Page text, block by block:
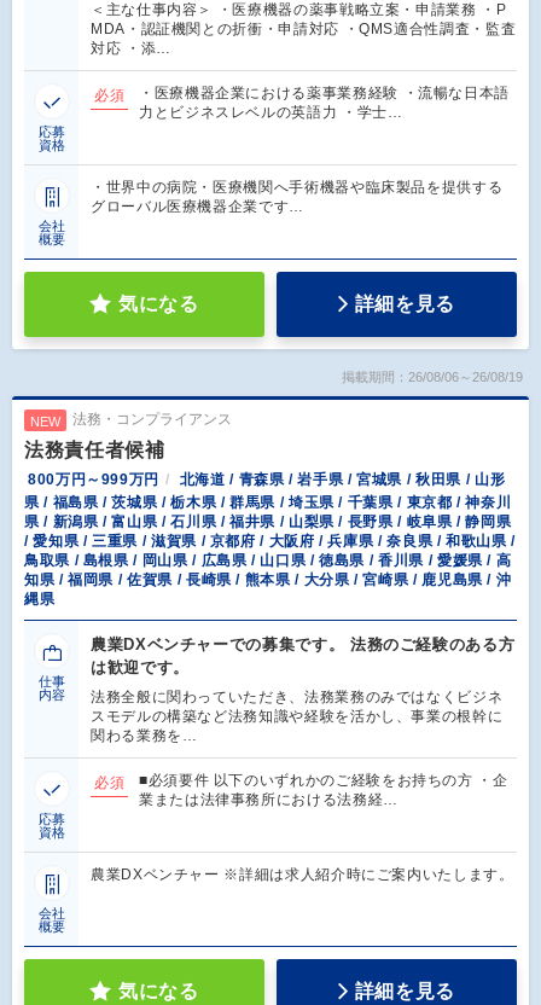
＜主な仕事内容＞ ・医療機器の薬事戦略立案・申請業務 ・P
MDA・認証機関との折衝・申請対応 ・QMS適合性調査・監査
対応 ・添…
応募
資格
必須
・医療機器企業における薬事業務経験 ・流暢な日本語
力とビジネスレベルの英語力 ・学士…
会社
概要
・世界中の病院・医療機関へ手術機器や臨床製品を提供する
グローバル医療機器企業です…
気になる 詳細を見る
掲載期間：26/08/06～26/08/19
NEW 法務・コンプライアンス
法務責任者候補
800万円～999万円
北海道 / 青森県 / 岩手県 / 宮城県 / 秋田県 / 山形
県 / 福島県 / 茨城県 / 栃木県 / 群馬県 / 埼玉県 / 千葉県 / 東京都 / 神奈川
県 / 新潟県 / 富山県 / 石川県 / 福井県 / 山梨県 / 長野県 / 岐阜県 / 静岡県
/ 愛知県 / 三重県 / 滋賀県 / 京都府 / 大阪府 / 兵庫県 / 奈良県 / 和歌山県 /
鳥取県 / 島根県 / 岡山県 / 広島県 / 山口県 / 徳島県 / 香川県 / 愛媛県 / 高
知県 / 福岡県 / 佐賀県 / 長崎県 / 熊本県 / 大分県 / 宮崎県 / 鹿児島県 / 沖
縄県
仕事
内容
農業DXベンチャーでの募集です。 法務のご経験のある方
は歓迎です。
法務全般に関わっていただき、法務業務のみではなくビジネ
スモデルの構築など法務知識や経験を活かし、事業の根幹に
関わる業務を…
応募
資格
必須
■必須要件 以下のいずれかのご経験をお持ちの方 ・企
業または法律事務所における法務経…
会社
概要
農業DXベンチャー ※詳細は求人紹介時にご案内いたします。
気になる 詳細を見る